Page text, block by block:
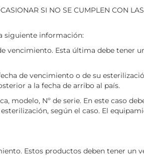
SI NO SE CUMPLEN CON
siguiente información:
vencimiento. Esta última debe tener
de vencimiento o de su
a la fecha de arribo al país.
modelo, Nº de serie. En este caso
según el caso. El
Estos productos deben tener un